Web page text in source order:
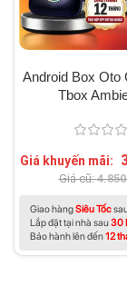
Android Box Oto
Tbox
Giá khuyến mãi:
Giá cũ:
Giao hàngSiêu Tốc
Lắp đặt tại nhà sau30
Bảo hành lên đến12